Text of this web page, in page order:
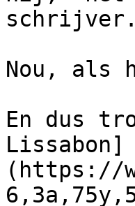
Nou, als
En dus
Lissabon]
(https://